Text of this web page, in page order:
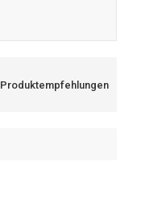
Produktempfehlungen